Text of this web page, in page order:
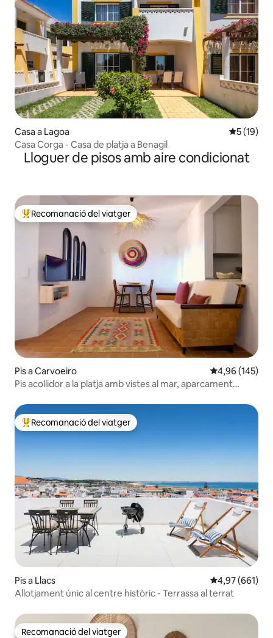
Casa a Lagoa 5 de
5 (19)
Casa Corga - Casa de platja a Benagil
Lloguer de pisos amb aire condicionat
Principals recomanacions dels viatgers
Recomanació del viatger
Pis a Carvoeiro 4,96 de
4,96 (145)
Pis acollidor a la platja amb vistes al mar, aparcament
Principals recomanacions dels viatgers
Recomanació del viatger
Pis a Llacs 4,97 de
4,97 (661)
Allotjament únic al centre històric - Terrassa al terrat
Recomanació del viatger